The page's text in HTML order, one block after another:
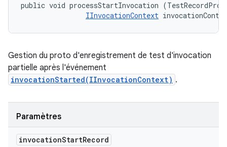
public void processStartInvocation
IInvocationContext
Gestion du proto d'enregistrement de test d'invocation
partielle après l'événement
invocationStarted(IInvocationContext) .
Paramètres
invocationStartRecord